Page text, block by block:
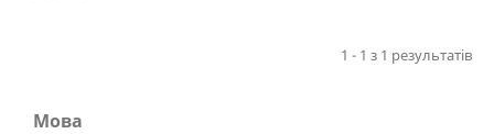
1 - 1 з 1 результатів
Мова